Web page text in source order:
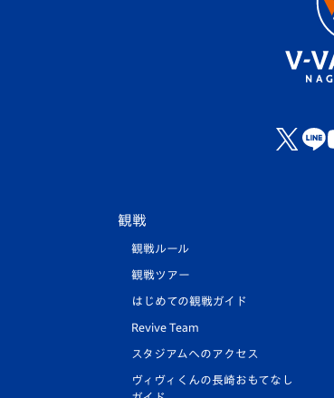
観戦
観戦ルール
観戦ツアー
はじめての観戦ガイド
Revive Team
スタジアムへのアクセス
ヴィヴィくんの長崎おもてなし